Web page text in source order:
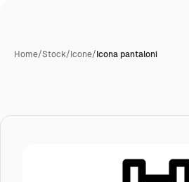
Home/Stock/Icone/Icona pantaloni